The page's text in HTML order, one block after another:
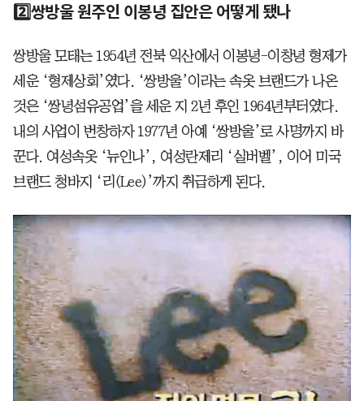
2️⃣쌍방울 원주인 이봉녕 집안은 어떻게 됐나
쌍방울 모태는 1954년 전북 익산에서 이봉녕-이창녕 형제가
세운 ‘형제상회’였다. ‘쌍방울’이라는 속옷 브랜드가 나온
것은 ‘쌍녕섬유공업’을 세운 지 2년 후인 1964년부터였다.
내의 사업이 번창하자 1977년 아예 ‘쌍방울’로 사명까지 바
꾼다. 여성속옷 ‘뉴인나’, 여성란제리 ‘실버벨’, 이어 미국
브랜드 청바지 ‘리(Lee)’까지 취급하게 된다.